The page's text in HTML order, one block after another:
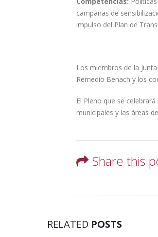
campañas de
impulso del Plan de
Los miembros de la
Remedio Benach y los
El Pleno que se
municipales y las áreas
Share this
RELATED POSTS